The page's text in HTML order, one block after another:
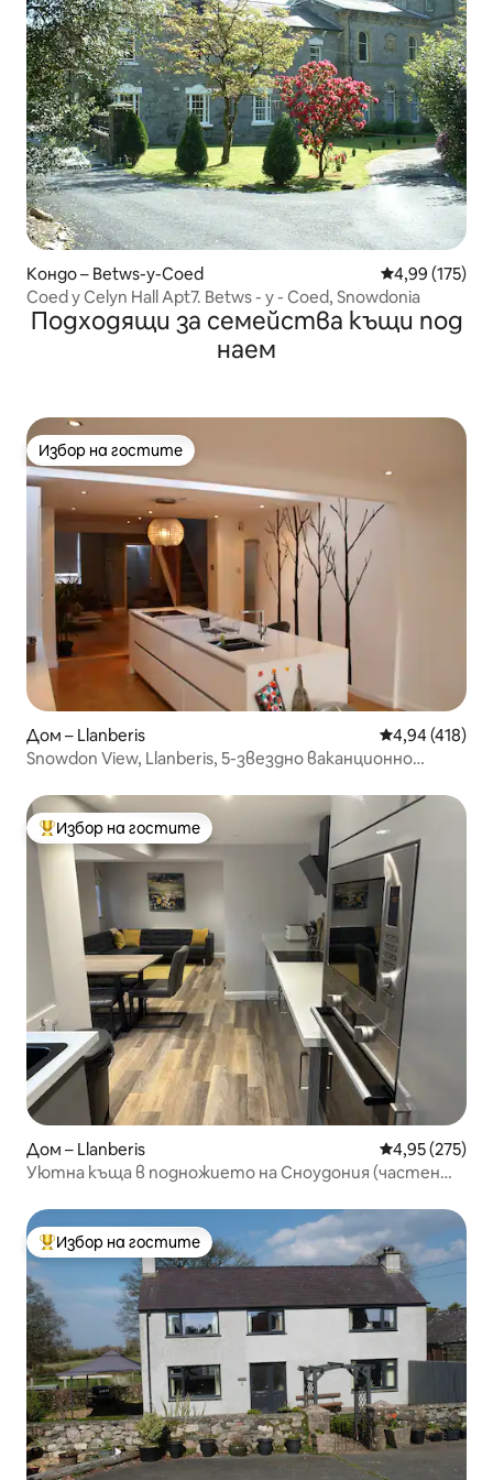
Кондо – Betws-y-Coed Средна
4,99 (175)
Coed y Celyn Hall Apt7. Betws - y - Coed, Snowdonia
Подходящи за семейства къщи под
наем
Избор на гостите
Избор на гостите
Дом – Llanberis Средна
4,94 (418)
Snowdon View, Llanberis, 5-звездно ваканционно
Най-популярен избор на гостите
Избор на гостите
Дом – Llanberis Средна
4,95 (275)
Уютна къща в подножието на Сноудония (частен
Най-популярен избор на гостите
Избор на гостите